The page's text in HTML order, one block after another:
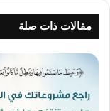
مقالات ذات صلة